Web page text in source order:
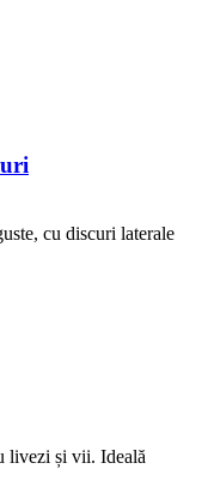
cu discuri laterale
livezi și vii. Ideală